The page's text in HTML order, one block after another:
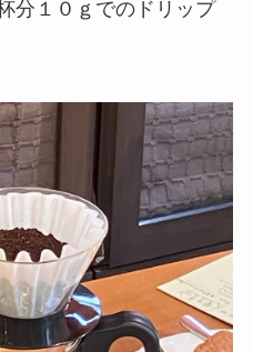
分１０ｇでのドリップ